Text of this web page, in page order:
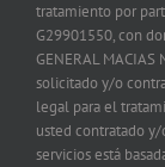
tratamiento por
G29901550, con
GENERAL
solicitado y/o
legal para el
usted contratado
servicios está